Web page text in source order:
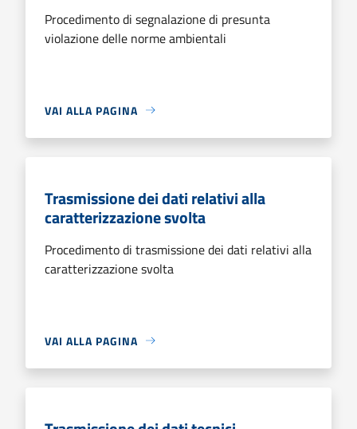
Procedimento di segnalazione di presunta
violazione delle norme ambientali
VAI ALLA PAGINA
Trasmissione dei dati relativi alla
caratterizzazione svolta
Procedimento di trasmissione dei dati relativi alla
caratterizzazione svolta
VAI ALLA PAGINA